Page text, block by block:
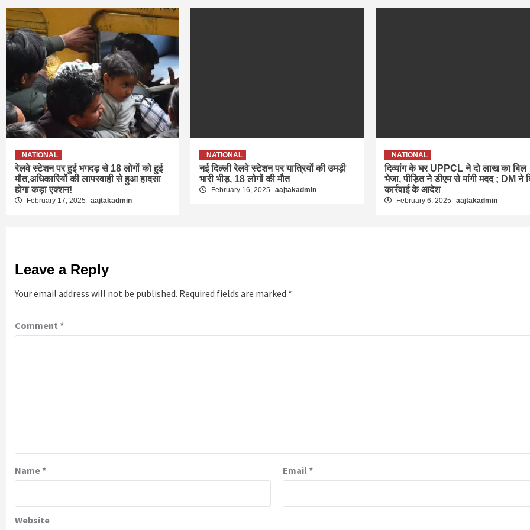
NATIONAL
रेलवे स्टेशन पर हुई भगदड़ से 18 लोगों को हुई
मौत,अधिकारियों की लापरवाही से हुआ हादसा
होगा कड़ा एक्शन!
February 17, 2025 aajtakadmin
NATIONAL
नई दिल्ली रेलवे स्टेशन पर यात्रियों की उमड़ी
भारी भीड़, 18 लोगों की मौत
February 16, 2025 aajtakadmin
NATIONAL
दिव्यांग के घर UPPCL ने दो लाख का बिल
भेजा, पीड़ित ने डीएम से मांगी मदद ; DM ने
कार्रवाई के आदेश
February 6, 2025 aajtakadmin
Leave a Reply
Your email address will not be published. Required fields are marked *
Comment *
Name* Email*
Website